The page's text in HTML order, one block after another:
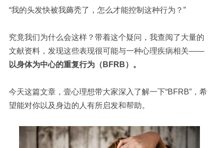
“我的头发快被我薅秃了，怎么才能控制这种行为？”
究竟我们为什么会这样？带着这个疑问，我查阅了大量的
文献资料，发现这些表现很可能与一种心理疾病相关——
以身体为中心的重复行为（BFRB）。
今天这篇文章，壹心理想带大家深入了解一下“BFRB”，希
望能对你以及身边的人有所启发和帮助。